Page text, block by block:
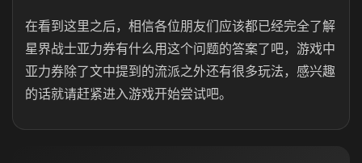
在看到这里之后，相信各位朋友们应该都已经完全了解
星界战士亚力券有什么用这个问题的答案了吧，游戏中
亚力券除了文中提到的流派之外还有很多玩法，感兴趣
的话就请赶紧进入游戏开始尝试吧。